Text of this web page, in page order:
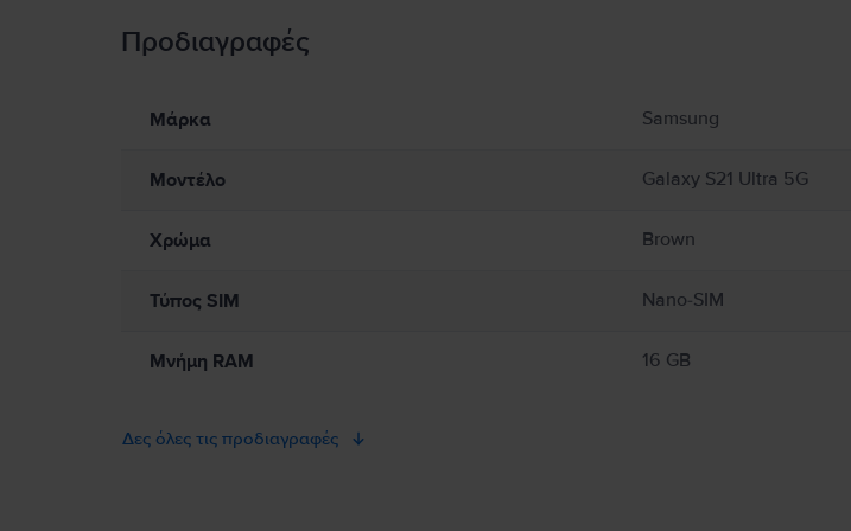
Πληροφορίες Ασφάλειας Προϊόντος
Παρακαλώ διαβάστε το εγχειρίδιο.
Προδιαγραφές
Μάρκα Samsung
Μοντέλο Galaxy S21 Ultra 5G
Χρώμα Brown
Τύπος SIM Nano-SIM
Μνήμη RAM 16 GB
Δες όλες τις προδιαγραφές